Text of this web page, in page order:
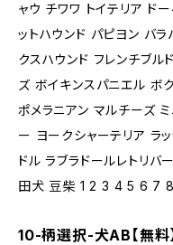
ャウ チワワ トイテリア ド
ットハウンド パピヨン バ
クスハウンド フレンチブル
ズ ボイキンスパニエル ボ
ポメラニアン マルチーズ
ー ヨークシャーテリア ラ
ドル ラブラドールレトリ
田犬 豆柴 1 2 3 4 5 6 7
10-柄選択-犬AB【無料